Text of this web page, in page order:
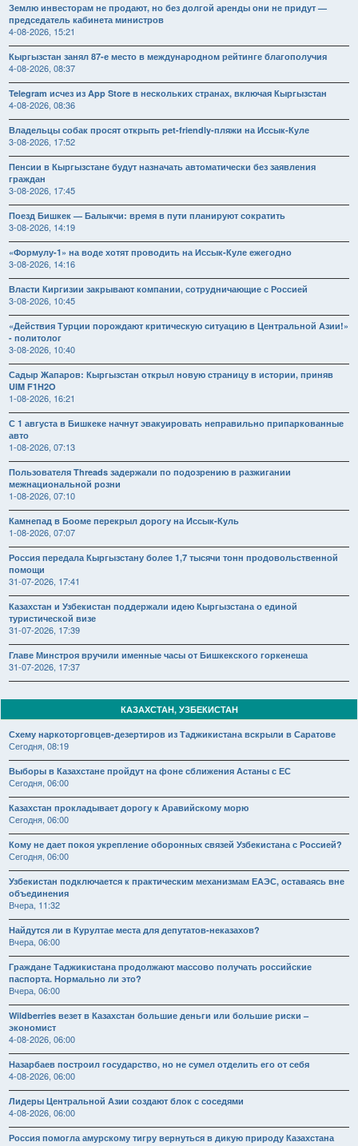
Землю инвесторам не продают, но без долгой аренды они не придут —
председатель кабинета министров
4-08-2026, 15:21
Кыргызстан занял 87-е место в международном рейтинге благополучия
4-08-2026, 08:37
Telegram исчез из App Store в нескольких странах, включая Кыргызстан
4-08-2026, 08:36
Владельцы собак просят открыть pet-friendly-пляжи на Иссык-Куле
3-08-2026, 17:52
Пенсии в Кыргызстане будут назначать автоматически без заявления
граждан
3-08-2026, 17:45
Поезд Бишкек — Балыкчи: время в пути планируют сократить
3-08-2026, 14:19
«Формулу-1» на воде хотят проводить на Иссык-Куле ежегодно
3-08-2026, 14:16
Власти Киргизии закрывают компании, сотрудничающие с Россией
3-08-2026, 10:45
«Действия Турции порождают критическую ситуацию в Центральной Азии!»
- политолог
3-08-2026, 10:40
Садыр Жапаров: Кыргызстан открыл новую страницу в истории, приняв
UIM F1H2O
1-08-2026, 16:21
С 1 августа в Бишкеке начнут эвакуировать неправильно припаркованные
авто
1-08-2026, 07:13
Пользователя Threads задержали по подозрению в разжигании
межнациональной розни
1-08-2026, 07:10
Камнепад в Бооме перекрыл дорогу на Иссык-Куль
1-08-2026, 07:07
Россия передала Кыргызстану более 1,7 тысячи тонн продовольственной
помощи
31-07-2026, 17:41
Казахстан и Узбекистан поддержали идею Кыргызстана о единой
туристической визе
31-07-2026, 17:39
Главе Минстроя вручили именные часы от Бишкекского горкенеша
31-07-2026, 17:37
КАЗАХСТАН, УЗБЕКИСТАН
Схему наркоторговцев-дезертиров из Таджикистана вскрыли в Саратове
Сегодня, 08:19
Выборы в Казахстане пройдут на фоне сближения Астаны с ЕС
Сегодня, 06:00
Казахстан прокладывает дорогу к Аравийскому морю
Сегодня, 06:00
Кому не дает покоя укрепление оборонных связей Узбекистана с Россией?
Сегодня, 06:00
Узбекистан подключается к практическим механизмам ЕАЭС, оставаясь вне
объединения
Вчера, 11:32
Найдутся ли в Курултае места для депутатов-неказахов?
Вчера, 06:00
Граждане Таджикистана продолжают массово получать российские
паспорта. Нормально ли это?
Вчера, 06:00
Wildberries везет в Казахстан большие деньги или большие риски –
экономист
4-08-2026, 06:00
Назарбаев построил государство, но не сумел отделить его от себя
4-08-2026, 06:00
Лидеры Центральной Азии создают блок с соседями
4-08-2026, 06:00
Россия помогла амурскому тигру вернуться в дикую природу Казахстана